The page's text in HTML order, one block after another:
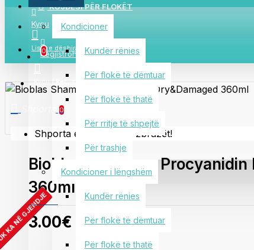
Lista e dëshirave
0
Kyçu / Regjistrohu
0
Shporta e juaj është e zbrazët!
KUJDESI PËR FLOKËT
Kondicioner
Kundër rënies
Për flokë të dëmtuar
Për flokë të thatë
Për rritje të shpejtë
Për trashje
Kondicioner i lëngshëm
Kundër rënies
Për flokë të dëmtuar
Për flokë të thatë
Kycu
Regjistrohu
NË GJENDJE
Bioblas Shampon Procyanidin
360ml
3.00€